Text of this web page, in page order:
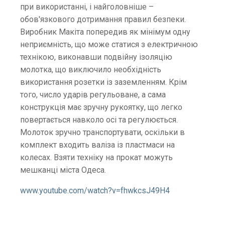
при використанні, і найголовніше –
обов'язкового дотримання правил безпеки.
Виробник Макіта попередив як мінімум одну
неприємність, що може статися з електричною
технікою, виконавши подвійну ізоляцію
молотка, що виключило необхідність
використання розетки із заземленням. Крім
того, число ударів регульоване, а сама
конструкція має зручну рукоятку, що легко
повертається навколо осі та регулюється.
Молоток зручно транспортувати, оскільки в
комплект входить валіза із пластмаси на
колесах. Взяти техніку на прокат можуть
мешканці міста Одеса.
www.youtube.com/watch?v=fhwkcsJ49H4